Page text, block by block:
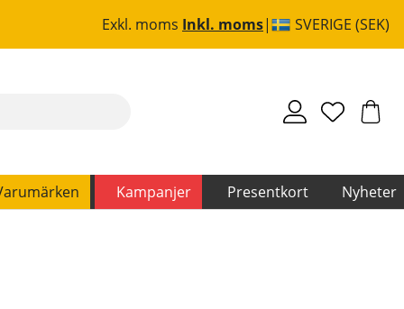
Exkl. moms Inkl. moms SVERIGE (SEK)
Kampanjer Presentkort Nyheter